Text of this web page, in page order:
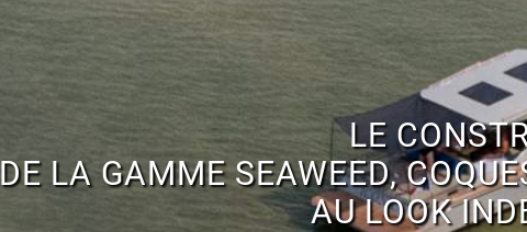
LE
DE LA GAMME SEAWEED,
AU LOOK